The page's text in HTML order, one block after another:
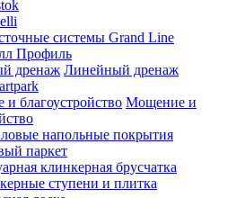
системы Grand Line
Профиль
Линейный дренаж
Мощение и
напольные покрытия
паркет
клинкерная брусчатка
ступени и плитка